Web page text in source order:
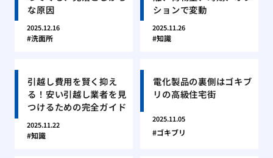
な原因
2025.12.16
洗面所
ションで変動
2025.11.26
知識
引越し費用を賢く抑え
る！安い引越し業者を見
つけるための完全ガイド
2025.11.22
知識
電化製品の裏側はゴキブ
リの高級住宅街
2025.11.05
ゴキブリ